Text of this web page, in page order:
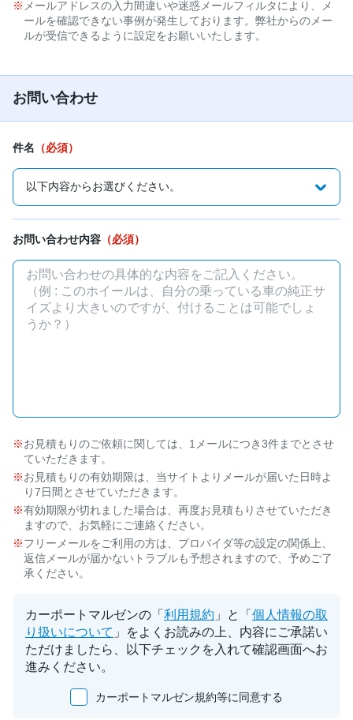
メールアドレスの入力間違いや迷惑メールフィルタにより、メ
ールを確認できない事例が発生しております。弊社からのメー
ルが受信できるように設定をお願いいたします。
お問い合わせ
件名 （必須）
お問い合わせ内容 （必須）
お見積もりのご依頼に関しては、1メールにつき3件までとさせ
ていただきます。
お見積もりの有効期限は、当サイトよりメールが届いた日時よ
り7日間とさせていただきます。
有効期限が切れました場合は、再度お見積もりさせていただき
ますので、お気軽にご連絡ください。
フリーメールをご利用の方は、プロバイダ等の設定の関係上、
返信メールが届かないトラブルも予想されますので、予めご了
承ください。
カーポートマルゼンの「 利用規約 」と「 個人情報の取
り扱いについて 」をよくお読みの上、内容にご承諾い
ただけましたら、以下チェックを入れて確認画面へお
進みください。
カーポートマルゼン規約等に同意する